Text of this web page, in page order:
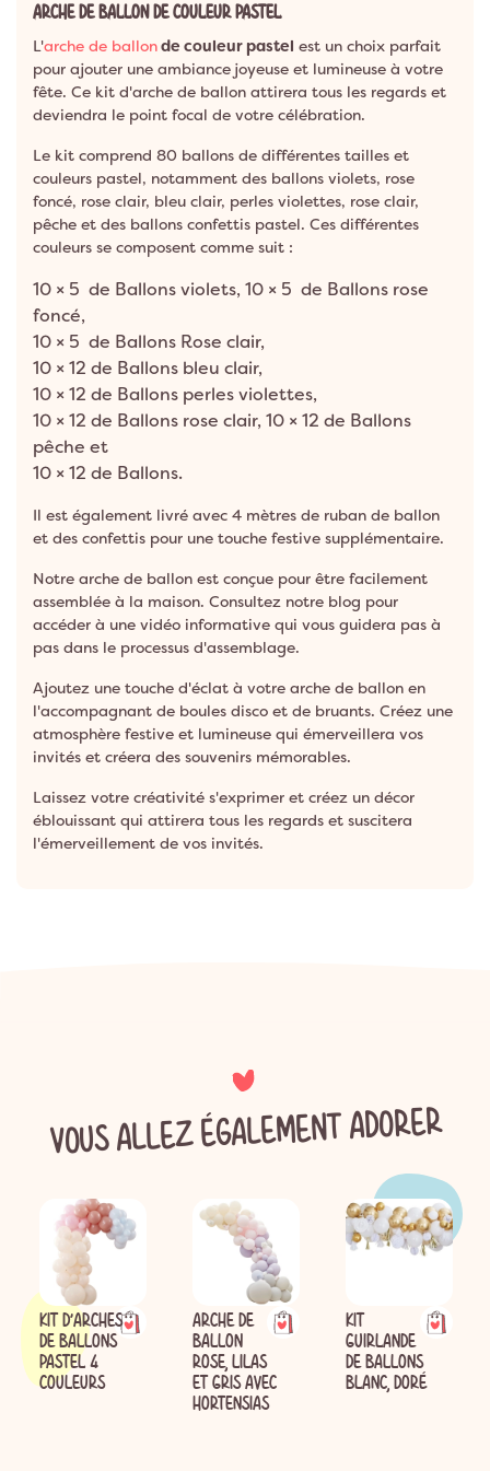
ARCHE DE BALLON DE COULEUR PASTEL
L'arche de ballonde couleur pastel est un choix parfait
pour ajouter une ambiance joyeuse et lumineuse à votre
fête. Ce kit d'arche de ballon attirera tous les regards et
deviendra le point focal de votre célébration.
Le kit comprend 80 ballons de différentes tailles et
couleurs pastel, notamment des ballons violets, rose
foncé, rose clair, bleu clair, perles violettes, rose clair,
pêche et des ballons confettis pastel. Ces différentes
couleurs se composent comme suit :
10 × 5 de Ballons violets, 10 × 5 de Ballons rose
foncé,
10 × 5 de Ballons Rose clair,
10 × 12 de Ballons bleu clair,
10 × 12 de Ballons perles violettes,
10 × 12 de Ballons rose clair, 10 × 12 de Ballons
pêche et
10 × 12 de Ballons.
Il est également livré avec 4 mètres de ruban de ballon
et des confettis pour une touche festive supplémentaire.
Notre arche de ballon est conçue pour être facilement
assemblée à la maison. Consultez notre blog pour
accéder à une vidéo informative qui vous guidera pas à
pas dans le processus d'assemblage.
Ajoutez une touche d'éclat à votre arche de ballon en
l'accompagnant de boules disco et de bruants. Créez une
atmosphère festive et lumineuse qui émerveillera vos
invités et créera des souvenirs mémorables.
Laissez votre créativité s'exprimer et créez un décor
éblouissant qui attirera tous les regards et suscitera
l'émerveillement de vos invités.
VOUS ALLEZ ÉGALEMENT ADORER
KIT D'ARCHES
DE BALLONS
PASTEL 4
COULEURS
ARCHE DE
BALLON
ROSE, LILAS
ET GRIS AVEC
HORTENSIAS
KIT
GUIRLANDE
DE BALLONS
BLANC, DORÉ